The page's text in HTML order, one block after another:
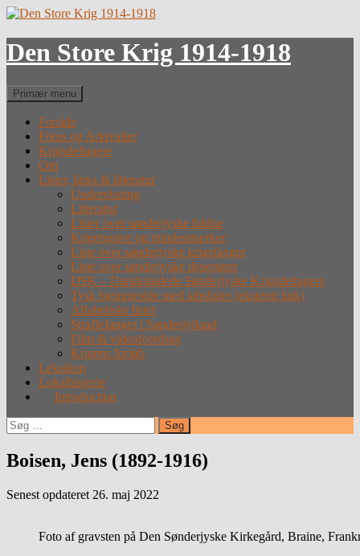
Hop
indhold
Den Store Krig 1914-1918
Søg
Primær menu
Forside
Fotos og Arkivalier
Krigsdeltagere
Om
Lister, links & litteratur
Undervisning
Litteratur
Lister over sønderjyske faldne
Krigergrave og mindesmærker
Liste over sønderjyske krigsfanger
Liste over sønderjyske desertører
DSK – Dansksindede Sønderjyske Krigsdeltagere
Tysk hjemmeside med tabslister (eksternt link)
Alfabetiske lister
Straffefanger i Sønderjylland
Film & videoforedrag
Krigens forløb
Leksikon
Lokalhistorie
Introduction
Søg
efter:
Boisen, Jens (1892-1916)
Senest opdateret 26. maj 2022
Foto af gravsten på Den Sønderjyske Kirkegård, Braine,